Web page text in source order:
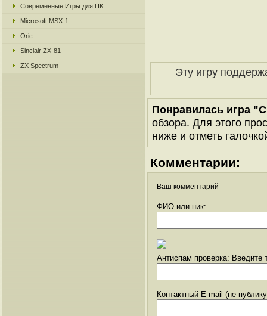
Современные Игры для ПК
Microsoft MSX-1
Oric
Sinclair ZX-81
ZX Spectrum Эту игру
Понравилась игра
обзора. Для этого
ниже и отметь
Комментарии:
Ваш комментарий
ФИО или ник:
Антиспам проверка: Введите
Контактный E-mail (не